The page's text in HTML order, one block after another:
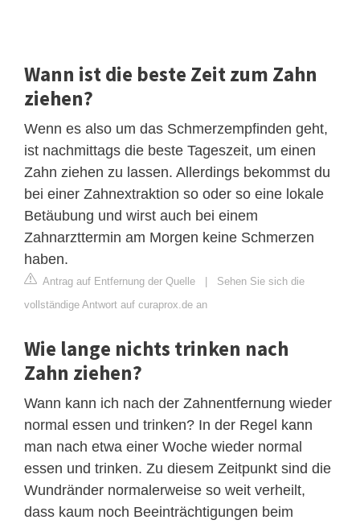
Wann ist die beste Zeit zum Zahn
ziehen?
Wenn es also um das Schmerzempfinden geht,
ist nachmittags die beste Tageszeit, um einen
Zahn ziehen zu lassen. Allerdings bekommst du
bei einer Zahnextraktion so oder so eine lokale
Betäubung und wirst auch bei einem
Zahnarzttermin am Morgen keine Schmerzen
haben.
Antrag auf Entfernung der Quelle | Sehen Sie sich die
vollständige Antwort auf curaprox.de an
Wie lange nichts trinken nach
Zahn ziehen?
Wann kann ich nach der Zahnentfernung wieder
normal essen und trinken? In der Regel kann
man nach etwa einer Woche wieder normal
essen und trinken. Zu diesem Zeitpunkt sind die
Wundränder normalerweise so weit verheilt,
dass kaum noch Beeinträchtigungen beim